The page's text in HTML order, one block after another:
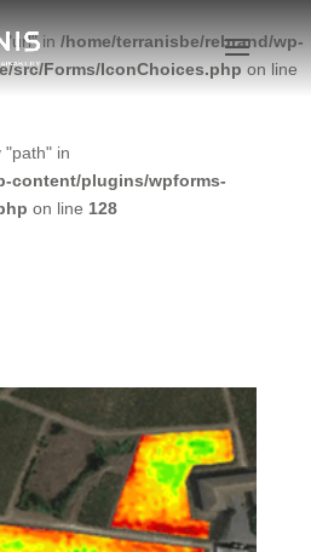
"url" in /home/terranisbe/rebrand/wp-
src/Forms/IconChoices.php on line
"path" in
content/plugins/wpforms-
on line 128